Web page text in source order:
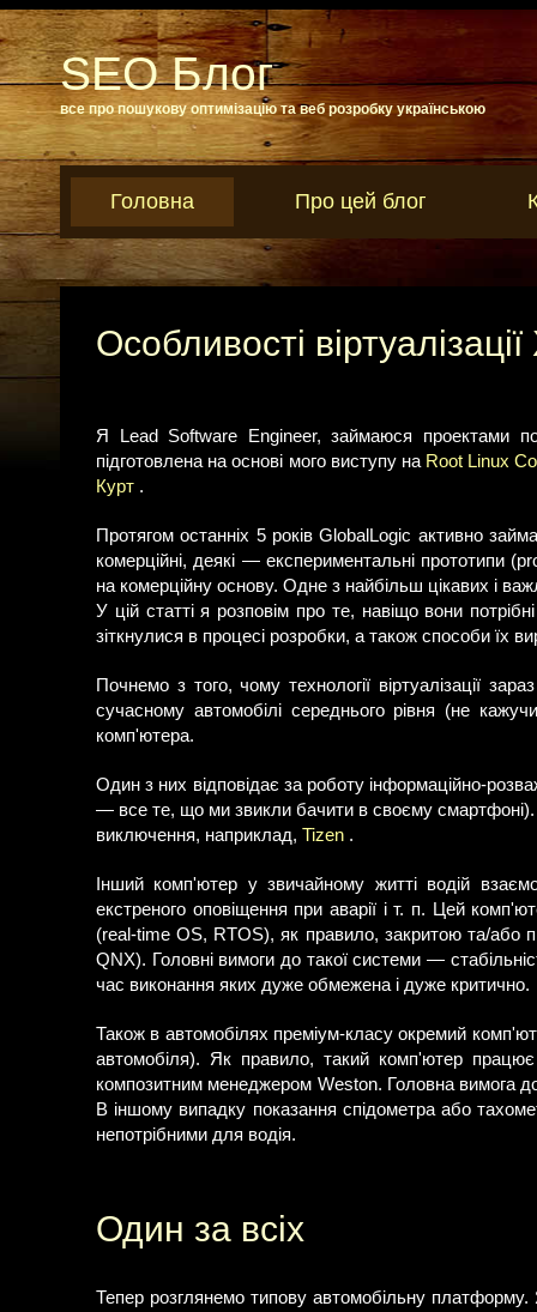
SEO Блог
все про пошукову оптимізацію та веб розробку українською
Головна Про цей блог
Особливості
Я Lead Software Engineer, займаюся проектами по
підготовлена на основі мого виступу на Root Linux
Курт .
Протягом останніх 5 років GlobalLogic активно
комерційні, деякі — експериментальні прототипи
на комерційну основу. Одне з найбільш цікавих і
У цій статті я розповім про те, навіщо вони
зіткнулися в процесі розробки, а також способи їх
Почнемо з того, чому технології віртуалізації
сучасному автомобілі середнього рівня (не
комп'ютера.
Один з них відповідає за роботу інформаційно-
— все те, що ми звикли бачити в своєму
виключення, наприклад, Tizen .
Інший комп'ютер у звичайному житті водій
екстреного оповіщення при аварії і т. п. Цей
(real-time OS, RTOS), як правило, закритою та/або
QNX). Головні вимоги до такої системи —
час виконання яких дуже обмежена і дуже критично.
Також в автомобілях преміум-класу окремий
автомобіля). Як правило, такий комп'ютер працює
композитним менеджером Weston. Головна вимога
В іншому випадку показання спідометра або
непотрібними для водія.
Один за всіх
Тепер розглянемо типову автомобільну